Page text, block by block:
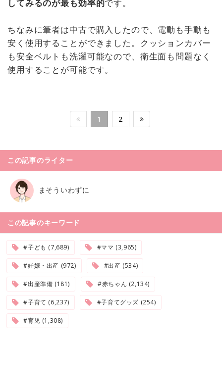
してみるのが最も効率的です。
ちなみに筆者は中古で購入したので、電動も手動も
安く使用することができました。クッションカバー
も安全ベルトも洗濯可能なので、衛生面も問題なく
使用することが可能です。
1 2
この記事のライター
まそういわずに
この記事のキーワード
#子ども (7,689) #ママ (3,965)
#妊娠・出産 (972) #出産 (534)
#出産準備 (181) #赤ちゃん (2,134)
#子育て (6,237) #子育てグッズ (254)
#育児 (1,308)